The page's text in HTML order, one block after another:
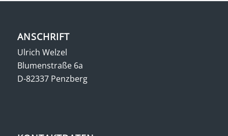
ANSCHRIFT
Ulrich Welzel
Blumenstraße 6a
D-82337 Penzberg